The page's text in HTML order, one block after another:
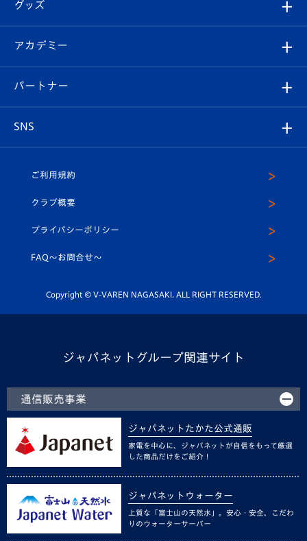
チケット
イベント
メディア
ホームタウン
スタッフプロフィール
マスコット紹介
平和祈念活動
ホームタウン活動
Revive Team
ヴィヴィくんの長崎おもてなしガイド
フォトギャラリー
スタジアムグルメ
V-LOVERS（ファンクラブ）
プレイヤーズスイート
グッズ
オンラインショップ
店舗情報
アカデミー
育成からのお知らせ
U-18
スクール
パートナー
SNS
ヴィヴィくんインスタグラム
公式LINE＠
ご利用規約
クラブ概要
プライバシーポリシー
FAQ〜お問合せ〜
Copyright © V-VAREN NAGASAKI. ALL RIGHT RESERVED.
ジャパネットグループ関連サイト
通信販売事業
ジャパネットたかた公式通販
家電を中心に、ジャパネットが自信をもって厳選
した商品だけをご紹介！
ジャパネットウォーター
上質な「富士山の天然水」。安心・安全、こだわ
りのウォーターサーバー